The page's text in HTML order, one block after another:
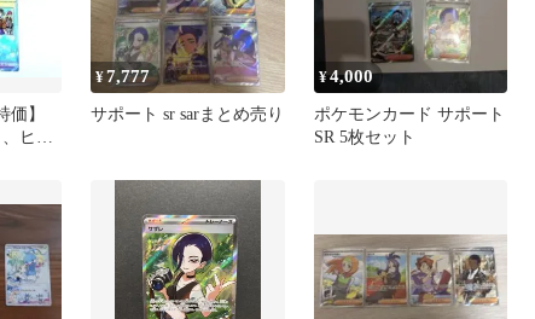
価】
ヒス
¥7,777
サポート sr sarまとめ売り
¥4,000
ポケモンカード サポート
SR 5枚セット